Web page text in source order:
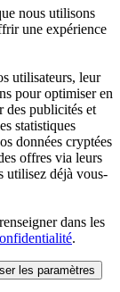
nous utilisons
une expérience
utilisateurs, leur
pour optimiser en
des publicités et
statistiques
données cryptées
offres via leurs
utilisez déjà vous-
dans les
.
les paramètres